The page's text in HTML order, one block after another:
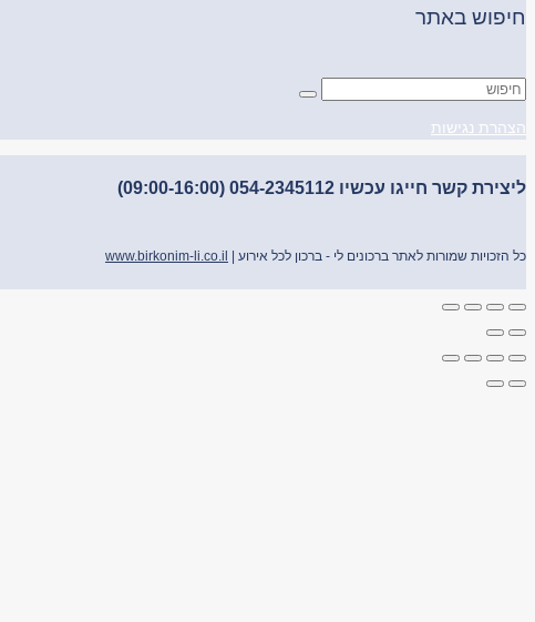
חיפוש באתר
הצהרת נגישות
ליצירת קשר חייגו עכשיו 054-2345112 (09:00-16:00)
כל הזכויות שמורות לאתר ברכונים לי - ברכון לכל אירוע | www.birkonim-li.co.il